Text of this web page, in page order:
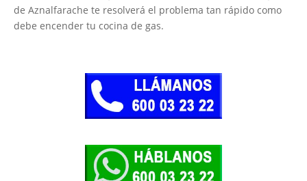
de Aznalfarache te resolverá el problema tan rápido como
debe encender tu cocina de gas.